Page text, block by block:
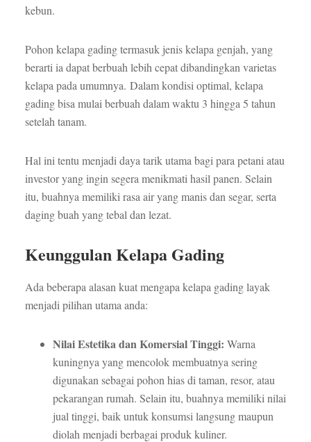
kebun.
Pohon kelapa gading termasuk jenis kelapa genjah, yang
berarti ia dapat berbuah lebih cepat dibandingkan varietas
kelapa pada umumnya. Dalam kondisi optimal, kelapa
gading bisa mulai berbuah dalam waktu 3 hingga 5 tahun
setelah tanam.
Hal ini tentu menjadi daya tarik utama bagi para petani atau
investor yang ingin segera menikmati hasil panen. Selain
itu, buahnya memiliki rasa air yang manis dan segar, serta
daging buah yang tebal dan lezat.
Keunggulan Kelapa Gading
Ada beberapa alasan kuat mengapa kelapa gading layak
menjadi pilihan utama anda:
Nilai Estetika dan Komersial Tinggi: Warna
kuningnya yang mencolok membuatnya sering
digunakan sebagai pohon hias di taman, resor, atau
pekarangan rumah. Selain itu, buahnya memiliki nilai
jual tinggi, baik untuk konsumsi langsung maupun
diolah menjadi berbagai produk kuliner.